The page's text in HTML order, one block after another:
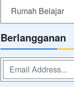
Rumah Belajar
Berlangganan